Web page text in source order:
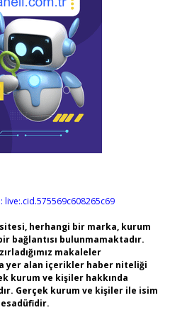
live:.cid.575569c608265c69
herhangi bir marka, kurum
bağlantısı bulunmamaktadır.
makaleler
yer alan içerikler haber niteliği
kurum ve kişiler hakkında
Gerçek kurum ve kişiler ile isim